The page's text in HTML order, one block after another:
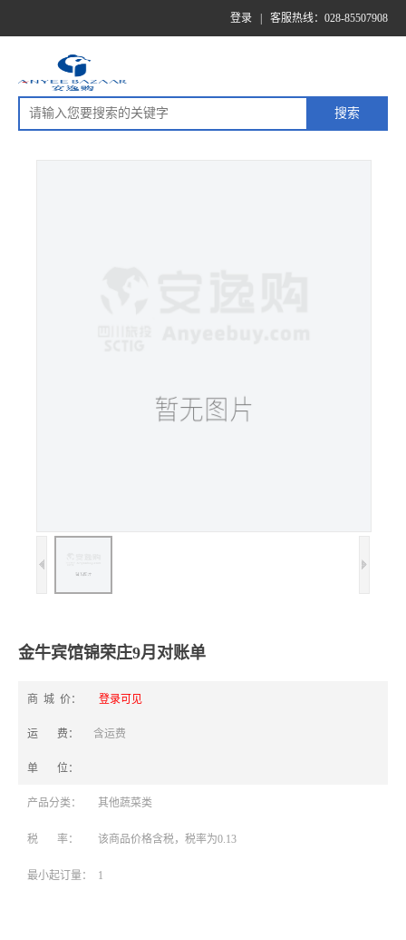
登录 客服热线：028-85507908
金牛宾馆锦荣庄9月对账单
商 城 价： 登录可见
运 费： 含运费
单 位：
产品分类： 其他蔬菜类
税 率： 该商品价格含税，税率为0.13
最小起订量： 1